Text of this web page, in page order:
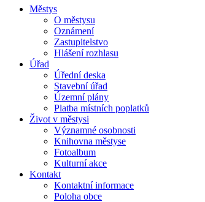
Městys
O městysu
Oznámení
Zastupitelstvo
Hlášení rozhlasu
Úřad
Úřední deska
Stavební úřad
Územní plány
Platba místních poplatků
Život v městysi
Významné osobnosti
Knihovna městyse
Fotoalbum
Kulturní akce
Kontakt
Kontaktní informace
Poloha obce